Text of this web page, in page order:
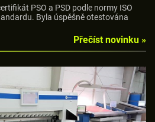
PSO a PSD podle normy ISO
Byla úspěšně otestována
Přečíst novinku »